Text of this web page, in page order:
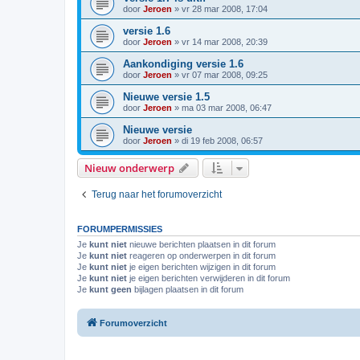
door Jeroen » vr 28 mar 2008, 17:04
versie 1.6
door Jeroen » vr 14 mar 2008, 20:39
Aankondiging versie 1.6
door Jeroen » vr 07 mar 2008, 09:25
Nieuwe versie 1.5
door Jeroen » ma 03 mar 2008, 06:47
Nieuwe versie
door Jeroen » di 19 feb 2008, 06:57
Nieuw onderwerp
Terug naar het forumoverzicht
FORUMPERMISSIES
Je kunt niet nieuwe berichten plaatsen in dit forum
Je kunt niet reageren op onderwerpen in dit forum
Je kunt niet je eigen berichten wijzigen in dit forum
Je kunt niet je eigen berichten verwijderen in dit forum
Je kunt geen bijlagen plaatsen in dit forum
Forumoverzicht